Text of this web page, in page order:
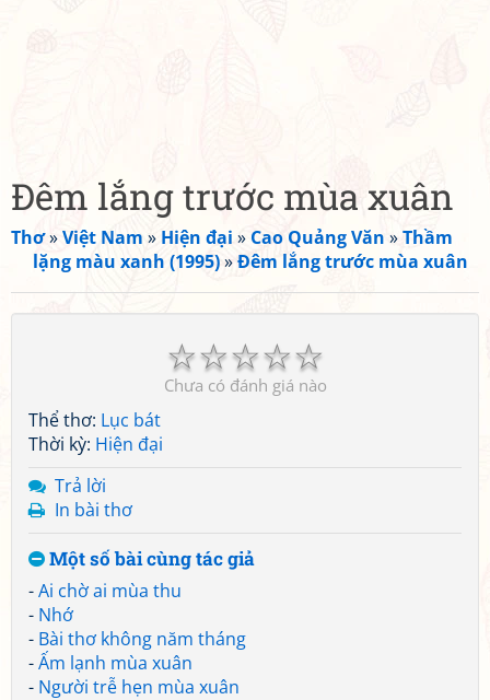
Đêm lắng trước mùa xuân
Thơ»Việt Nam » Hiện đại » Cao Quảng Văn »Thầm
lặng màu xanh (1995)»Đêm lắng trước mùa xuân
☆
☆
☆
☆
☆
Chưa có đánh giá nào
Thể thơ: Lục bát
Thời kỳ: Hiện đại
Trả lời
In bài thơ
Một số bài cùng tác giả
-Ai chờ ai mùa thu
- Nhớ
- Bài thơ không năm tháng
-Ấm lạnh mùa xuân
- Người trễ hẹn mùa xuân